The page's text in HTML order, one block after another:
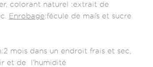
colorant naturel :extrait de
Enrobage:fécule de maîs et sucre
mois dans un endroit frais et sec,
et de l’humidité